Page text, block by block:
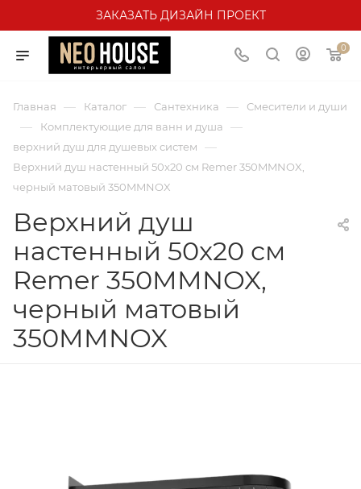
ЗАКАЗАТЬ ДИЗАЙН ПРОЕКТ
0
Главная — Каталог — Сантехника — Смесители и души
— Комплектующие для ванн и душа —
верхний душ для душевых систем —
Верхний душ настенный 50x20 см Remer 350MMNOX,
черный матовый 350MMNOX
Верхний душ
настенный 50x20 см
Remer 350MMNOX,
черный матовый
350MMNOX